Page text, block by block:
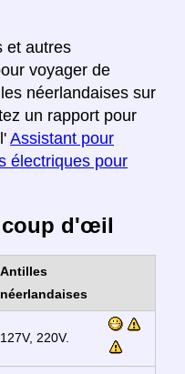
et autres
voyager de
néerlandaises sur
un rapport pour
Assistant pour
électriques pour
coup d'œil
Antilles
néerlandaises
127V, 220V.